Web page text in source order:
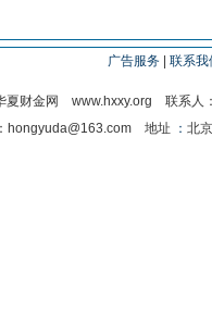
广告服务 联系我
夏财金网 www.hxxy.org 联系人
hongyuda@163.com 地址
： 北